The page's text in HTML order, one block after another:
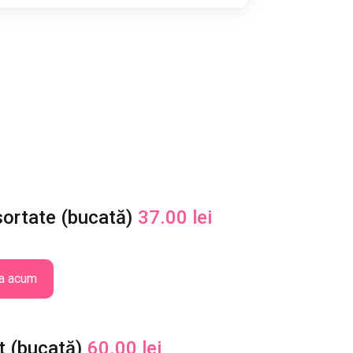
(bucată) 37.00 lei
acum
(bucată) 60.00 lei